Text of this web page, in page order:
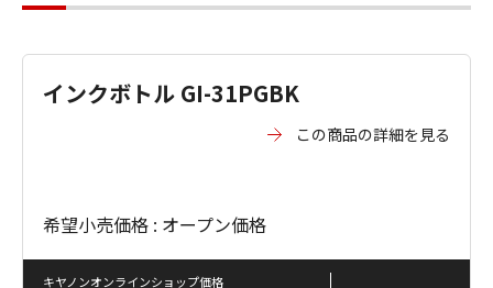
インクボトル GI-31PGBK
この商品の詳細を見る
希望小売価格 : オープン価格
キヤノンオンラインショップ価格